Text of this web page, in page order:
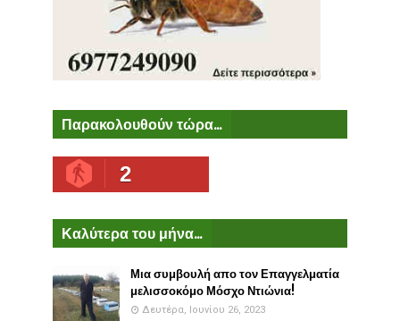
Παρακολουθούν τώρα...
2
Καλύτερα του μήνα...
Μια συμβουλή απο τον Επαγγελματία
μελισσοκόμο Μόσχο Ντιώνια!
Δευτέρα, Ιουνίου 26, 2023